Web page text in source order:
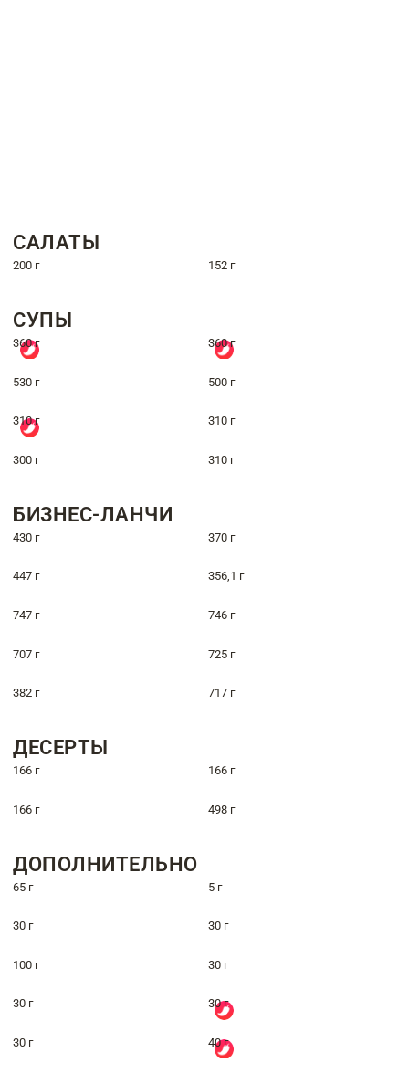
САЛАТЫ
200 г 152 г
СУПЫ
360 г 360 г
530 г 500 г
310 г 310 г
300 г 310 г
БИЗНЕС-ЛАНЧИ
430 г 370 г
447 г 356,1 г
747 г 746 г
707 г 725 г
382 г 717 г
ДЕСЕРТЫ
166 г 166 г
166 г 498 г
ДОПОЛНИТЕЛЬНО
65 г 5 г
30 г 30 г
100 г 30 г
30 г 30 г
30 г 40 г